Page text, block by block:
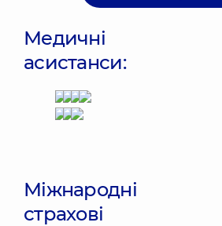
Медичні
асистанси:
Міжнародні
страхові